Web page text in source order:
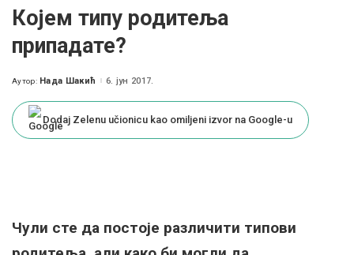
Којем типу родитеља
припадате?
Posted
Аутор: Нада Шакић 6. јун 2017.
Dodaj Zelenu učionicu kao omiljeni izvor na Google-u
Чули сте да постоје различити типови